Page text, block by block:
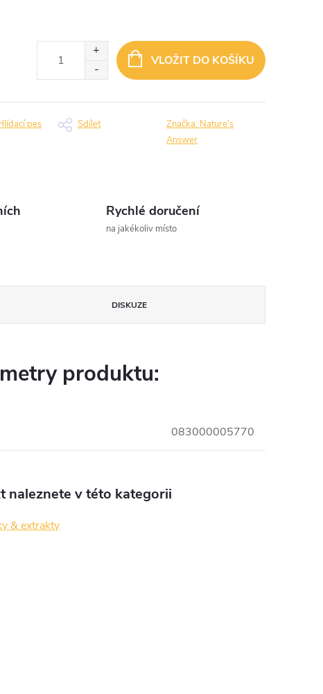
VLOŽIT DO KOŠÍKU
pes Sdílet Značka: Nature's
Answer
Rychlé doručení
na jakékoliv místo
DISKUZE
produktu:
083000005770
naleznete v této kategorii
& extrakty